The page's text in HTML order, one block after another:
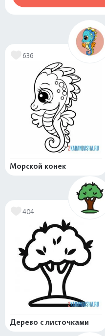
636
Морской конек
404
Дерево с листочками